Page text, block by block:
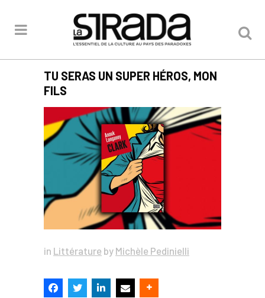
TU SERAS UN SUPER HÉROS, MON
FILS
in Littérature by Michèle Pedinielli